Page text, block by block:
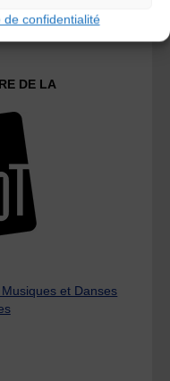
de confidentialité
DE LA
et Danses